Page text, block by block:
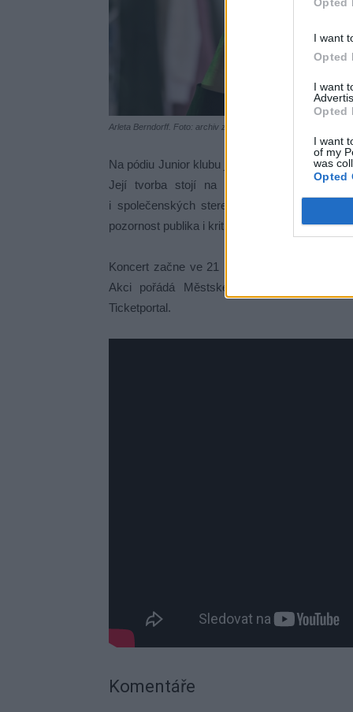
I want
Opted
I want
Opted
I want
of my
was
Opted
Arleta Berndorff. Foto: archiv zpěvačky/MKC
Na pódiu Junior klubu je doplní rapperka
Její tvorba stojí na osobité „femme
i společenských stereotypů. Díky svému
pozornost publika i kritiky a objevila se také v
Koncert začne ve 21 hodin. Vstupenky jsou
Akci pořádá Městské kulturní centrum
Ticketportal.
Komentáře